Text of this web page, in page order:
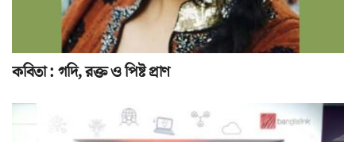
কবিতা : গদি, রক্ত ও পিষ্ট প্রাণ